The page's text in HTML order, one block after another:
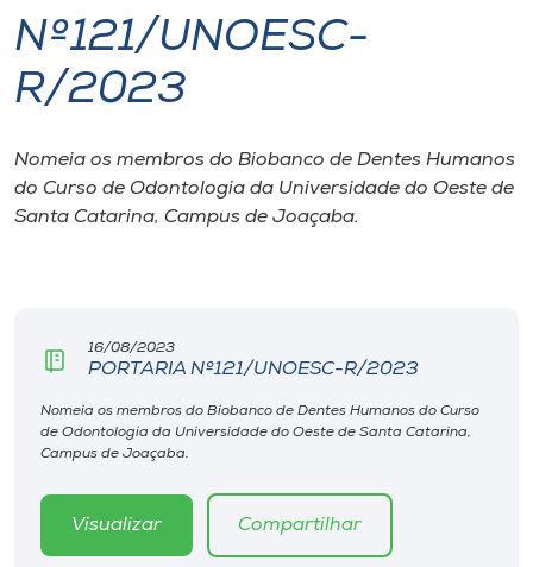
I.nova
Cultura
Editora
Museu
Nº121/UNOESC-
R/2023
Nomeia os membros do Biobanco de Dentes Humanos
do Curso de Odontologia da Universidade do Oeste de
Santa Catarina, Campus de Joaçaba.
16/08/2023
PORTARIA Nº121/UNOESC-R/2023
Nomeia os membros do Biobanco de Dentes Humanos do Curso
de Odontologia da Universidade do Oeste de Santa Catarina,
Campus de Joaçaba.
Visualizar Compartilhar